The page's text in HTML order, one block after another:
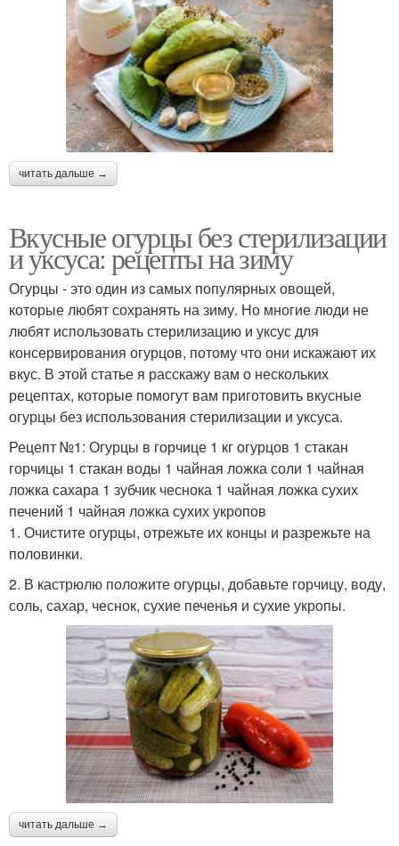
читать дальше →
Вкусные огурцы без стерилизации
и уксуса: рецепты на зиму
Огурцы - это один из самых популярных овощей,
которые любят сохранять на зиму. Но многие люди не
любят использовать стерилизацию и уксус для
консервирования огурцов, потому что они искажают их
вкус. В этой статье я расскажу вам о нескольких
рецептах, которые помогут вам приготовить вкусные
огурцы без использования стерилизации и уксуса.
Рецепт №1: Огурцы в горчице 1 кг огурцов 1 стакан
горчицы 1 стакан воды 1 чайная ложка соли 1 чайная
ложка сахара 1 зубчик чеснока 1 чайная ложка сухих
печений 1 чайная ложка сухих укропов
1. Очистите огурцы, отрежьте их концы и разрежьте на
половинки.
2. В кастрюлю положите огурцы, добавьте горчицу, воду,
соль, сахар, чеснок, сухие печенья и сухие укропы.
читать дальше →